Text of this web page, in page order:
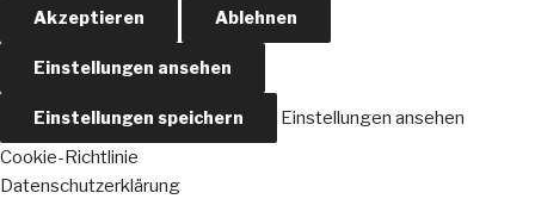
Akzeptieren Ablehnen
Einstellungen ansehen
Einstellungen speichern
Einstellungen ansehen
Cookie-Richtlinie
Datenschutzerklärung